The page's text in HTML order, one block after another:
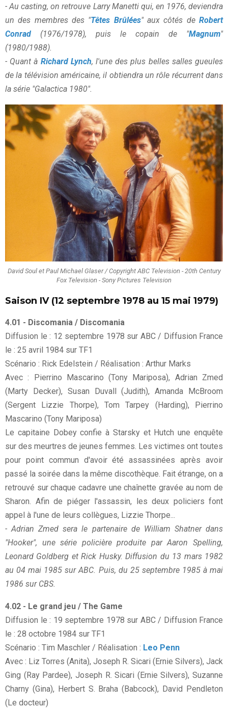
- Au casting, on retrouve Larry Manetti qui, en 1976, deviendra
un des membres des "Têtes Brûlées" aux côtés deRobert
Conrad (1976/1978), puis le copain de "Magnum"
(1980/1988).
- Quant à Richard Lynch, l'une des plus belles salles gueules
de la télévision américaine, il obtiendra un rôle récurrent dans
la série "Galactica 1980".
David Soul et Paul Michael Glaser / Copyright ABC Television - 20th Century
Fox Television - Sony Pictures Television
Saison IV (12 septembre 1978 au 15 mai 1979)
4.01 - Discomania / Discomania
Diffusion le : 12 septembre 1978 sur ABC / Diffusion France
le : 25 avril 1984 sur TF1
Scénario : Rick Edelstein / Réalisation : Arthur Marks
Avec : Pierrino Mascarino (Tony Mariposa), Adrian Zmed
(Marty Decker), Susan Duvall (Judith), Amanda McBroom
(Sergent Lizzie Thorpe), Tom Tarpey (Harding), Pierrino
Mascarino (Tony Mariposa)
Le capitaine Dobey confie à Starsky et Hutch une enquête
sur des meurtres de jeunes femmes. Les victimes ont toutes
pour point commun d'avoir été assassinées après avoir
passé la soirée dans la même discothèque. Fait étrange, on a
retrouvé sur chaque cadavre une chaînette gravée au nom de
Sharon. Afin de piéger l'assassin, les deux policiers font
appel à l'une de leurs collègues, Lizzie Thorpe...
- Adrian Zmed sera le partenaire de William Shatner dans
"Hooker", une série policière produite par Aaron Spelling,
Leonard Goldberg et Rick Husky. Diffusion du 13 mars 1982
au 04 mai 1985 sur ABC. Puis, du 25 septembre 1985 à mai
1986 sur CBS.
4.02 - Le grand jeu / The Game
Diffusion le : 19 septembre 1978 sur ABC / Diffusion France
le : 28 octobre 1984 sur TF1
Scénario : Tim Maschler / Réalisation : Leo Penn
Avec : Liz Torres (Anita), Joseph R. Sicari (Ernie Silvers), Jack
Ging (Ray Pardee), Joseph R. Sicari (Ernie Silvers), Suzanne
Charny (Gina), Herbert S. Braha (Babcock), David Pendleton
(Le docteur)